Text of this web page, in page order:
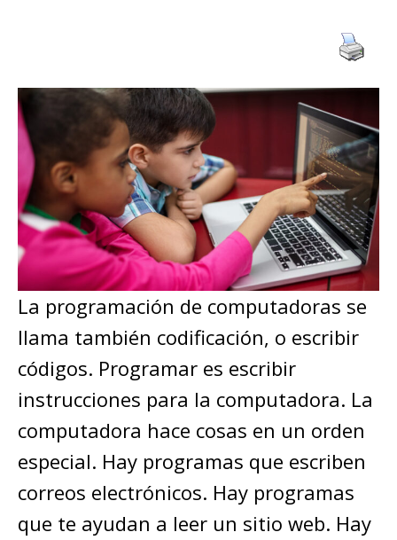
La programación de computadoras se
llama también codificación, o escribir
códigos. Programar es escribir
instrucciones para la computadora. La
computadora hace cosas en un orden
especial. Hay programas que escriben
correos electrónicos. Hay programas
que te ayudan a leer un sitio web. Hay